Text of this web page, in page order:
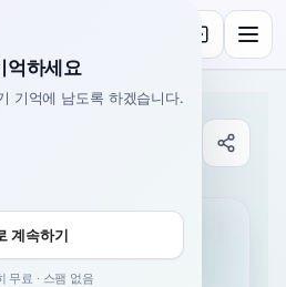
하세요
기억에 남도록 하겠습니다.
계속하기
무료 · 스팸 없음